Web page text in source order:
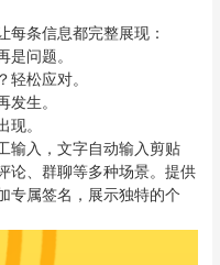
条信息都完整展现：
问题。
松应对。
生。
。
入，文字自动输入剪贴
论、群聊等多种场景。提供
专属签名，展示独特的个